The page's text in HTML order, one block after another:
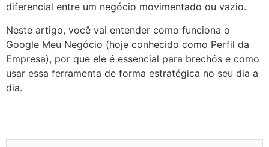
diferencial entre um negócio movimentado ou vazio.
Neste artigo, você vai entender como funciona o
Google Meu Negócio (hoje conhecido como Perfil da
Empresa), por que ele é essencial para brechós e como
usar essa ferramenta de forma estratégica no seu dia a
dia.